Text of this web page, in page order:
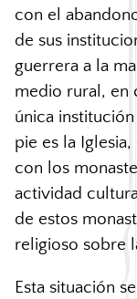
con el
de sus
guerrera a la
medio rural, en
única
pie es la
con los
actividad
de estos
religioso sobre
Esta situación